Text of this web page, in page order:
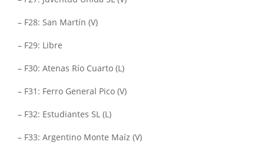
– F28: San Martín (V)
– F29: Libre
– F30: Atenas Río Cuarto (L)
– F31: Ferro General Pico (V)
– F32: Estudiantes SL (L)
– F33: Argentino Monte Maíz (V)